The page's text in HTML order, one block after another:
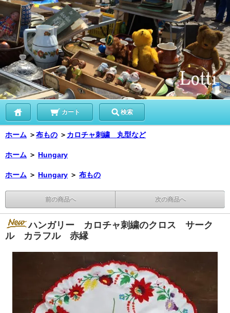
カート 検索
ホーム ＞布もの ＞ カロチャ刺繍 丸型など
ホーム ＞ Hungary
ホーム ＞ Hungary ＞ 布もの
前の商品へ 次の商品へ
ハンガリー カロチャ刺繍のクロス サーク
ル カラフル 赤縁